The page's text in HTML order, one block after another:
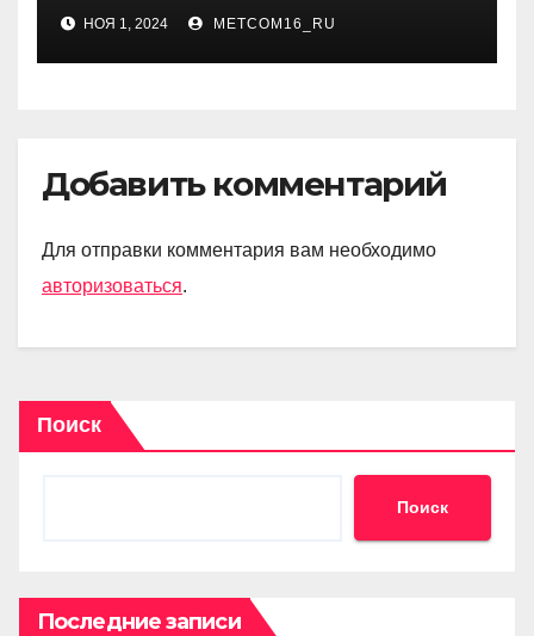
НОЯ 1, 2024 METCOM16_RU
Добавить комментарий
Для отправки комментария вам необходимо
авторизоваться.
Поиск
Поиск
Последние записи